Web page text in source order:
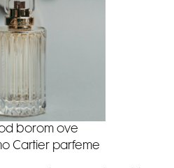
borom ove
Cartier parfeme